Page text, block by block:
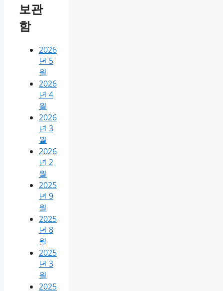
보관
함
2026
년 5
월
2026
년 4
월
2026
년 3
월
2026
년 2
월
2025
년 9
월
2025
년 8
월
2025
년 3
월
2025